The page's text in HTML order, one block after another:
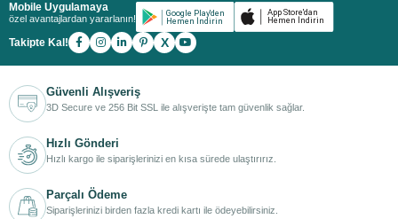
Mobile Uygulamaya
özel avantajlardan yararlanın!
Takipte Kal! X
Güvenli Alışveriş
3D Secure ve 256 Bit SSL ile alışverişte tam güvenlik sağlar.
Hızlı Gönderi
Hızlı kargo ile siparişlerinizi en kısa sürede ulaştırırız.
Parçalı Ödeme
Siparişlerinizi birden fazla kredi kartı ile ödeyebilirsiniz.